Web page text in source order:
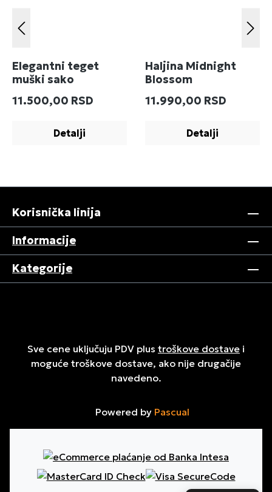
Elegantni teget
muški sako
Redovna cena:
11.500,00 RSD
Detalji
Haljina Midnight
Blossom
Redovna cena:
11.990,00 RSD
Detalji
Korisnička linija
Informacije
Kategorije
Sve cene uključuju PDV plus troškove dostave i
moguće troškove dostave, ako nije drugačije
navedeno.
Powered by Pascual